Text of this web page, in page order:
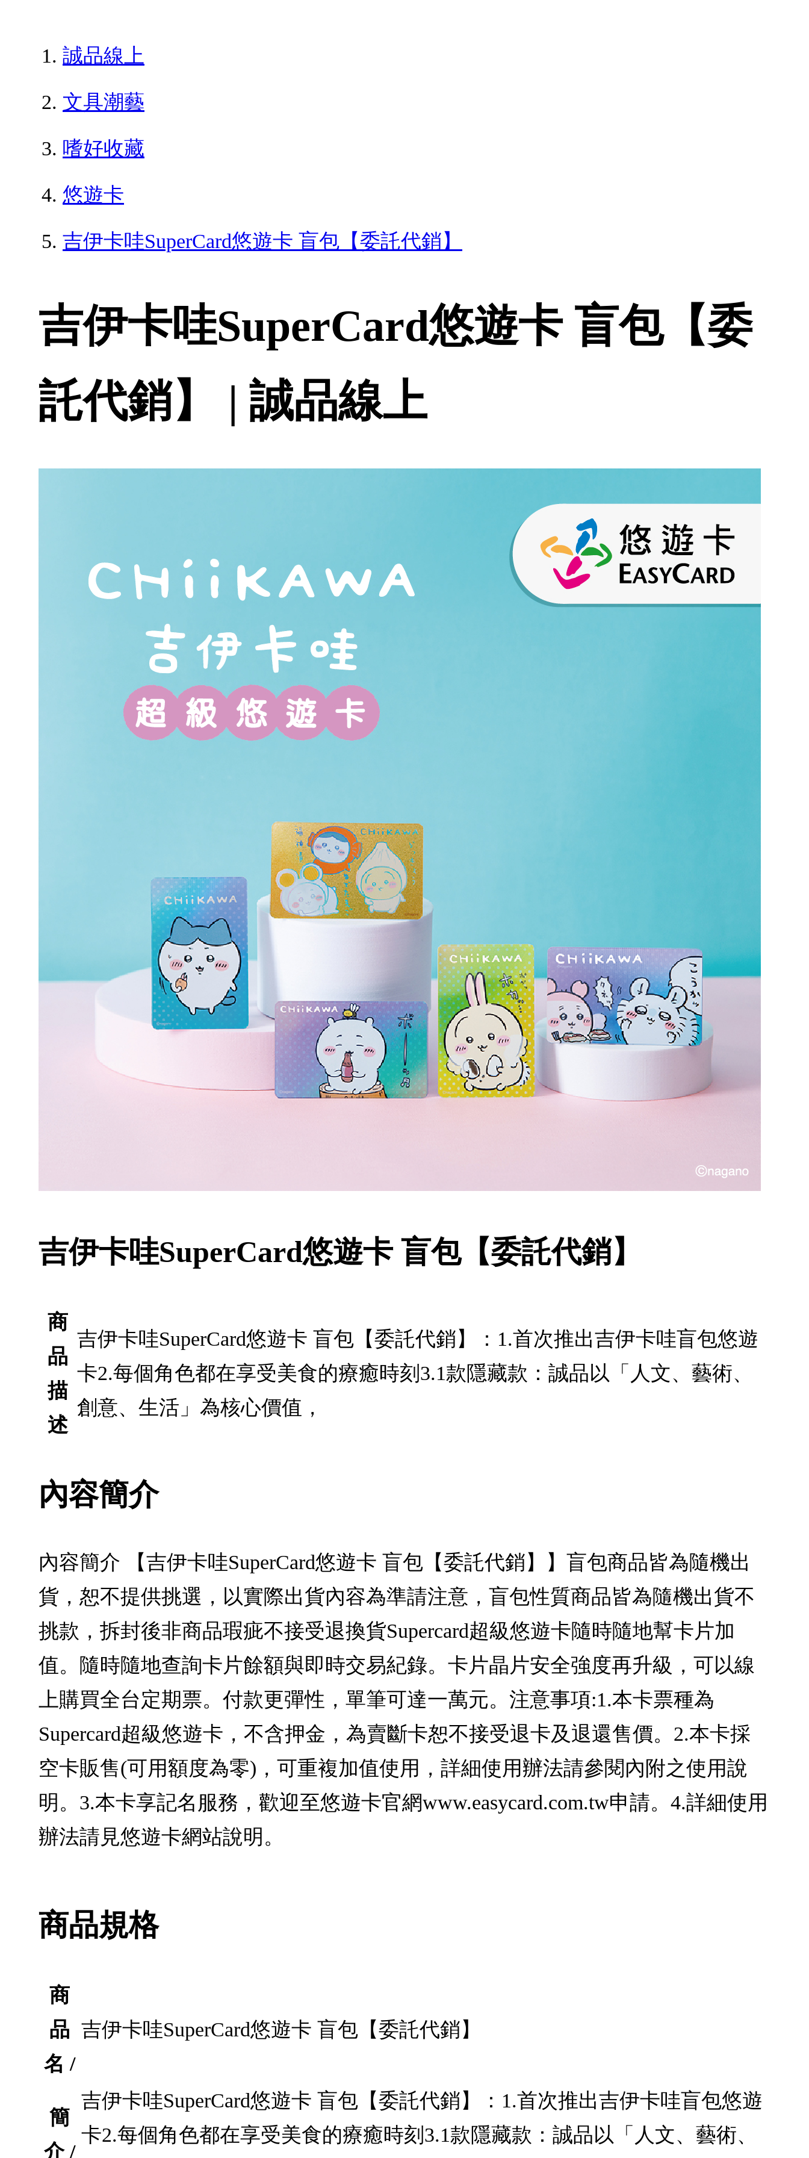
誠品線上
文具潮藝
嗜好收藏
悠遊卡
吉伊卡哇SuperCard悠遊卡 盲包【委託代銷】
吉伊卡哇SuperCard悠遊卡 盲包【委
託代銷】 | 誠品線上
吉伊卡哇SuperCard悠遊卡 盲包【委託代銷】
商
品
描
述
吉伊卡哇SuperCard悠遊卡 盲包【委託代銷】：1.首次推出吉伊卡哇盲包悠遊
卡2.每個角色都在享受美食的療癒時刻3.1款隱藏款：誠品以「人文、藝術、
創意、生活」為核心價值，
內容簡介
內容簡介 【吉伊卡哇SuperCard悠遊卡 盲包【委託代銷】】盲包商品皆為隨機出
貨，恕不提供挑選，以實際出貨內容為準請注意，盲包性質商品皆為隨機出貨不
挑款，拆封後非商品瑕疵不接受退換貨Supercard超級悠遊卡隨時隨地幫卡片加
值。隨時隨地查詢卡片餘額與即時交易紀錄。卡片晶片安全強度再升級，可以線
上購買全台定期票。付款更彈性，單筆可達一萬元。注意事項:1.本卡票種為
Supercard超級悠遊卡，不含押金，為賣斷卡恕不接受退卡及退還售價。2.本卡採
空卡販售(可用額度為零)，可重複加值使用，詳細使用辦法請參閱內附之使用說
明。3.本卡享記名服務，歡迎至悠遊卡官網www.easycard.com.tw申請。4.詳細使用
辦法請見悠遊卡網站說明。
商品規格
商
品
名 /
吉伊卡哇SuperCard悠遊卡 盲包【委託代銷】
簡
介 /
吉伊卡哇SuperCard悠遊卡 盲包【委託代銷】：1.首次推出吉伊卡哇盲包悠遊
卡2.每個角色都在享受美食的療癒時刻3.1款隱藏款：誠品以「人文、藝術、